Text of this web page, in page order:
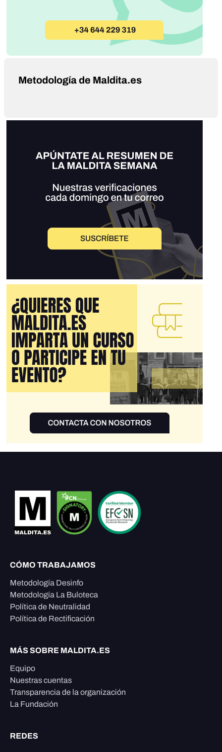
Metodología de Maldita.es
CÓMO TRABAJAMOS
Metodología Desinfo
Metodología La Buloteca
Política de Neutralidad
Política de Rectificación
MÁS SOBRE MALDITA.ES
Equipo
Nuestras cuentas
Transparencia de la organización
La Fundación
REDES